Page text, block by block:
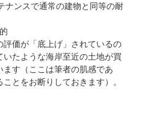
ナンスで通常の建物と同等の耐
価が「底上げ」されているの
たような海岸至近の土地が買
す（ここは筆者の肌感であ
とをお断りしておきます）。